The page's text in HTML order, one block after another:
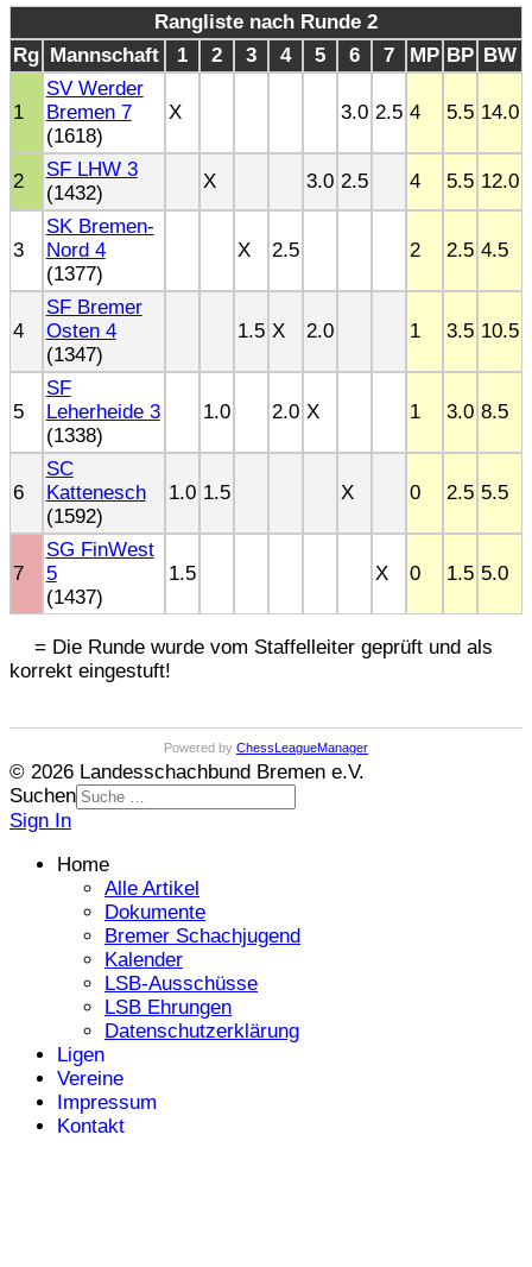
Rangliste nach Runde 2
Rg Mannschaft 1 2 3 4 5 6 7 MP BP BW
1
SV Werder
Bremen 7
(1618)
X 3.0 2.5 4 5.5 14.0
2
SF LHW 3
(1432)
X 3.0 2.5 4 5.5 12.0
3
SK Bremen-
Nord 4
(1377)
X 2.5 2 2.5 4.5
4
SF Bremer
Osten 4
(1347)
1.5 X 2.0 1 3.5 10.5
5
SF
Leherheide 3
(1338)
1.0 2.0 X 1 3.0 8.5
6
SC
Kattenesch
(1592)
1.0 1.5 X 0 2.5 5.5
7
SG FinWest
5
(1437)
1.5 X 0 1.5 5.0
= Die Runde wurde vom Staffelleiter geprüft und als
korrekt eingestuft!
Powered by ChessLeagueManager
© 2026 Landesschachbund Bremen e.V.
Suchen
Sign In
Home
Alle Artikel
Dokumente
Bremer Schachjugend
Kalender
LSB-Ausschüsse
LSB Ehrungen
Datenschutzerklärung
Ligen
Vereine
Impressum
Kontakt